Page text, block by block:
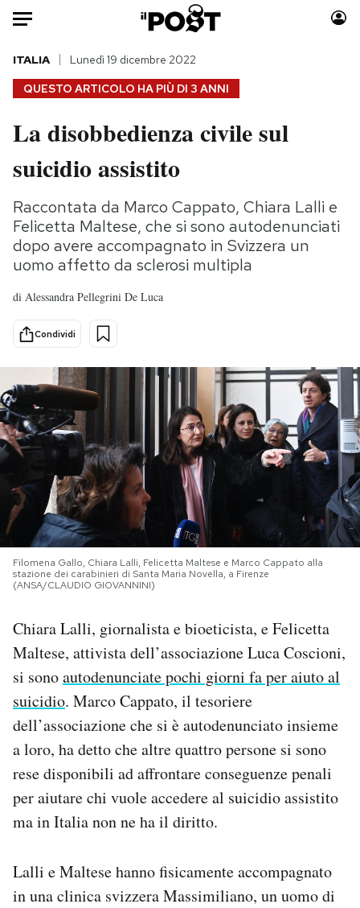
Auto
HOME
Italia
Politica
Tecnologia
Internet
Scienza
Cultura
Economia
Sport
Moda
Storie/Idee
Ok Boomer!
Media
Europa
PODCAST
NEWSLETTER
I MIEI PREFERITI
SHOP
AREA PERSONALE
Newsletter
Notifiche mobile
Regala il Post
Hai bisogno di aiuto?
Esci
QUESTO ARTICOLO HA PIÙ DI 3 ANNI
ITALIA Lunedì 19 dicembre 2022
La disobbedienza civile sul
suicidio assistito
Raccontata da Marco Cappato, Chiara Lalli e
Felicetta Maltese, che si sono autodenunciati
dopo avere accompagnato in Svizzera un
uomo affetto da sclerosi multipla
di Alessandra Pellegrini De Luca
Condividi
Filomena Gallo, Chiara Lalli, Felicetta Maltese e Marco Cappato alla
stazione dei carabinieri di Santa Maria Novella, a Firenze
(ANSA/CLAUDIO GIOVANNINI)
Chiara Lalli, giornalista e bioeticista, e Felicetta
Maltese, attivista dell’associazione Luca Coscioni,
si sonoautodenunciate pochi giorni fa per aiuto al
suicidio. Marco Cappato, il tesoriere
dell’associazione che si è autodenunciato insieme
a loro, ha detto che altre quattro persone si sono
rese disponibili ad affrontare conseguenze penali
per aiutare chi vuole accedere al suicidio assistito
ma in Italia non ne ha il diritto.
Lalli e Maltese hanno fisicamente accompagnato
in una clinica svizzera Massimiliano, un uomo di